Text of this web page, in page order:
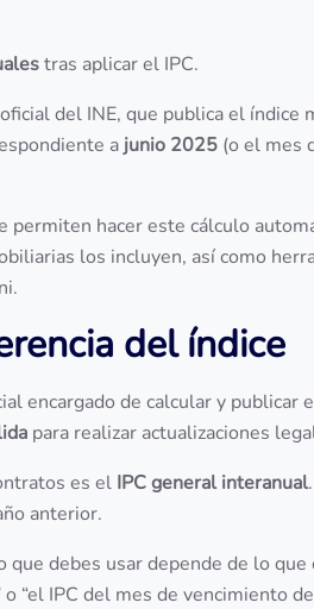
tras aplicar el IPC.
del INE, que publica el índice
a junio 2025 (o el mes
hacer este cálculo
los incluyen, así como
del índice
encargado de calcular y publicar
para realizar actualizaciones
es el IPC general interanual
anterior.
que debes usar depende de lo
“el IPC del mes de vencimiento